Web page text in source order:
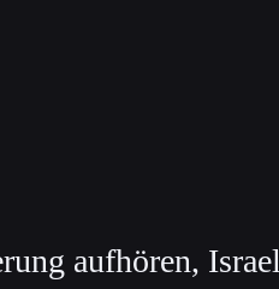
aufhören, Israel